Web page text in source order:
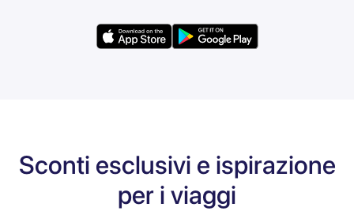
Sconti esclusivi e ispirazione
per i viaggi